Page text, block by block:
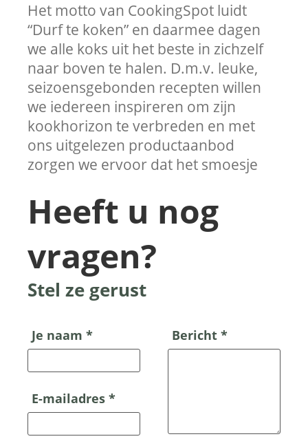
Het motto van CookingSpot luidt
“Durf te koken” en daarmee dagen
we alle koks uit het beste in zichzelf
naar boven te halen. D.m.v. leuke,
seizoensgebonden recepten willen
we iedereen inspireren om zijn
kookhorizon te verbreden en met
ons uitgelezen productaanbod
zorgen we ervoor dat het smoesje
Heeft u nog
vragen?
Stel ze gerust
Je naam *
E-mailadres *
Bericht *